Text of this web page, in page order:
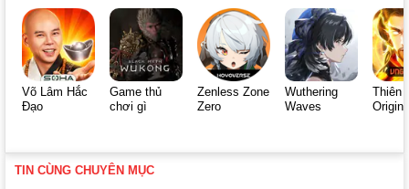
Võ Lâm Hắc
Đạo
Game thủ
chơi gì
Zenless Zone
Zero
Wuthering
Waves
Thiên
Origin
TIN CÙNG CHUYÊN MỤC